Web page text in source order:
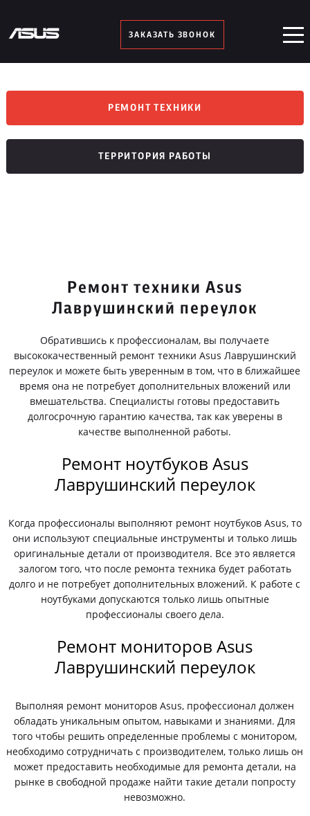
ЗАКАЗАТЬ ЗВОНОК
РЕМОНТ ТЕХНИКИ
ТЕРРИТОРИЯ РАБОТЫ
Ремонт техники Asus
Лаврушинский переулок
Обратившись к профессионалам, вы получаете
высококачественный ремонт техники Asus Лаврушинский
переулок и можете быть уверенным в том, что в ближайшее
время она не потребует дополнительных вложений или
вмешательства. Специалисты готовы предоставить
долгосрочную гарантию качества, так как уверены в
качестве выполненной работы.
Ремонт ноутбуков Asus
Лаврушинский переулок
Когда профессионалы выполняют ремонт ноутбуков Asus, то
они используют специальные инструменты и только лишь
оригинальные детали от производителя. Все это является
залогом того, что после ремонта техника будет работать
долго и не потребует дополнительных вложений. К работе с
ноутбуками допускаются только лишь опытные
профессионалы своего дела.
Ремонт мониторов Asus
Лаврушинский переулок
Выполняя ремонт мониторов Asus, профессионал должен
обладать уникальным опытом, навыками и знаниями. Для
того чтобы решить определенные проблемы с монитором,
необходимо сотрудничать с производителем, только лишь он
может предоставить необходимые для ремонта детали, на
рынке в свободной продаже найти такие детали попросту
невозможно.